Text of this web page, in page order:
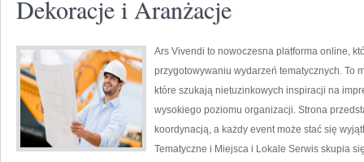
Dekoracje i Aranżacje
Ars Vivendi to nowoczesna platforma online,
przygotowywaniu wydarzeń tematycznych. To
które szukają nietuzinkowych inspiracji na
wysokiego poziomu organizacji. Strona
koordynacją, a każdy event może stać się
Tematyczne i Miejsca i Lokale Serwis skupia